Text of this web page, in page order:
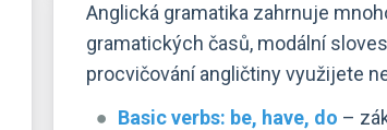
Anglická gramatika zahrnuje
gramatických časů, modální
procvičování angličtiny využijete
Basic verbs: be, have, do –